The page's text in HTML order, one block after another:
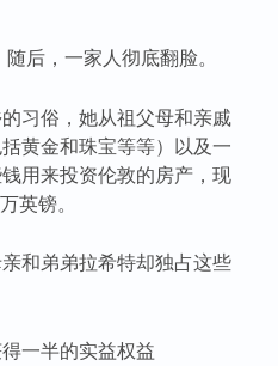
后，一家人彻底翻脸。
习俗，她从祖父母和亲戚
黄金和珠宝等等）以及一
用来投资伦敦的房产，现
英镑。
和弟弟拉希特却独占这些
一半的实益权益